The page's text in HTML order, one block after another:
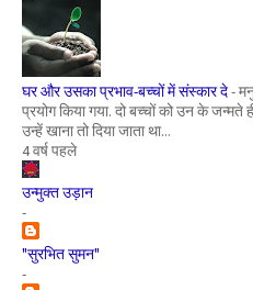
घर और उसका प्रभाव-बच्चों में संस्कार दे-
प्रयोग किया गया. दो बच्चों को उन के
उन्हें खाना तो दिया जाता था...
4 वर्ष पहले
उन्मुक्त उड़ान
-
"सुरभित सुमन"
-